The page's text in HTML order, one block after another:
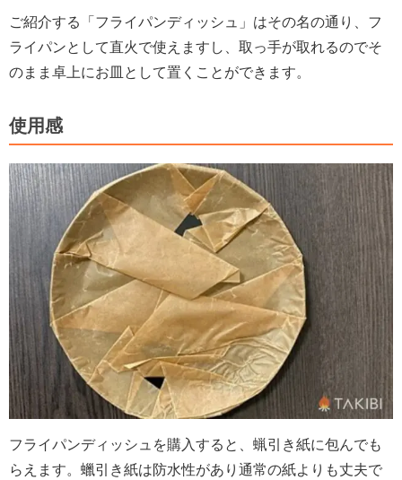
ご紹介する「フライパンディッシュ」はその名の通り、フ
ライパンとして直火で使えますし、取っ手が取れるのでそ
のまま卓上にお皿として置くことができます。
使用感
フライパンディッシュを購入すると、蝋引き紙に包んでも
らえます。蠟引き紙は防水性があり通常の紙よりも丈夫で